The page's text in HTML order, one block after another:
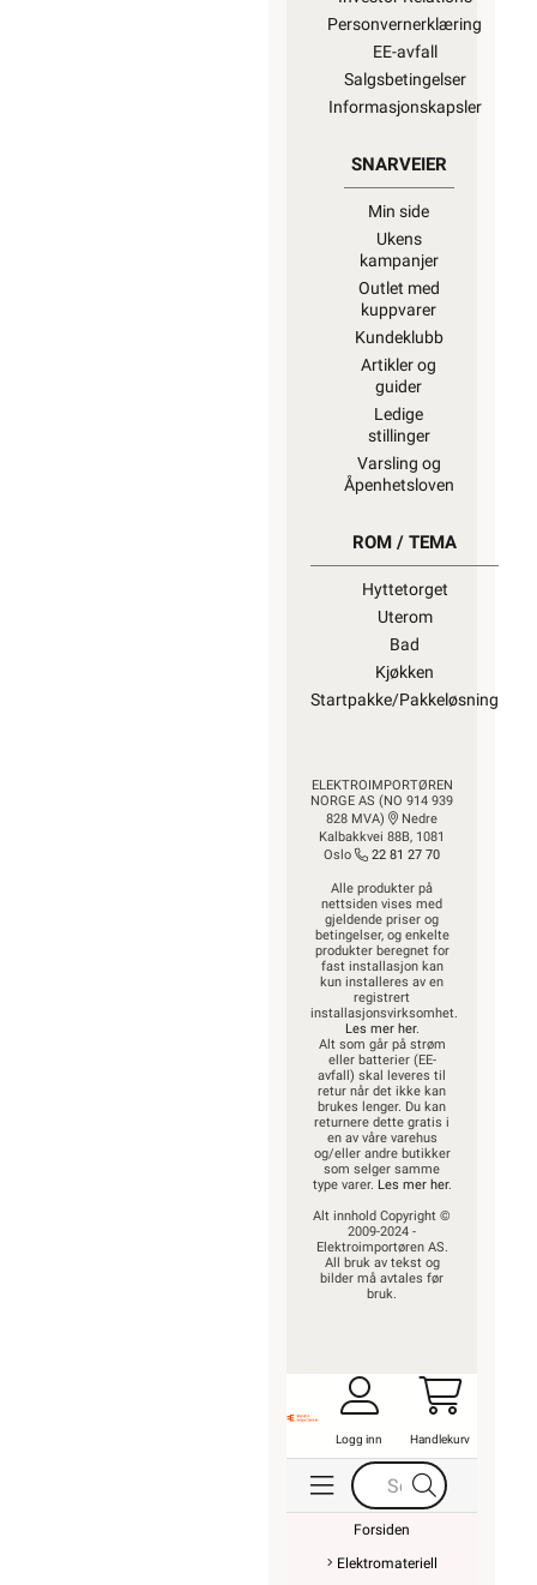
Personvernerklæring
EE-avfall
Salgsbetingelser
Informasjonskapsler
SNARVEIER
Min side
Ukens
kampanjer
Outlet med
kuppvarer
Kundeklubb
Artikler og
guider
Ledige
stillinger
Varsling og
Åpenhetsloven
ROM / TEMA
Hyttetorget
Uterom
Bad
Kjøkken
Startpakke/Pakkeløsning
ELEKTROIMPORTØREN
NORGE AS (NO 914 939
828 MVA)
Nedre
Kalbakkvei 88B, 1081
Oslo
22 81 27 70
Alle produkter på
nettsiden vises med
gjeldende priser og
betingelser, og enkelte
produkter beregnet for
fast installasjon kan
kun installeres av en
registrert
installasjonsvirksomhet.
Les mer her.
Alt som går på strøm
eller batterier (EE-
avfall) skal leveres til
retur når det ikke kan
brukes lenger. Du kan
returnere dette gratis i
en av våre varehus
og/eller andre butikker
som selger samme
type varer. Les mer her.
Alt innhold Copyright ©
2009-2024 -
Elektroimportøren AS.
All bruk av tekst og
bilder må avtales før
bruk.
Logg inn Handlekurv
Forsiden
Elektromateriell